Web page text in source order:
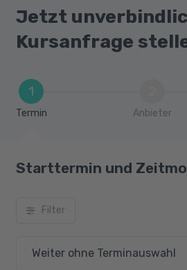
Jetzt
Kursanfrage
1
Termin Anbieter
Starttermin und
Filter
Weiter ohne Terminauswahl